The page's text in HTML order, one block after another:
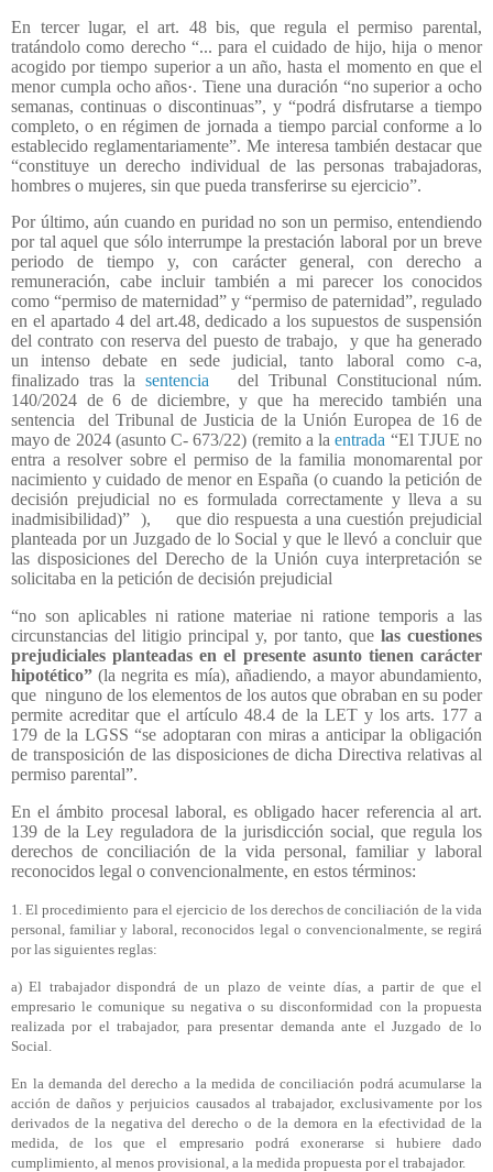
En tercer lugar, el art. 48 bis, que regula el permiso parental,
tratándolo como derecho “... para el cuidado de hijo, hija o menor
acogido por tiempo superior a un año, hasta el momento en que el
menor cumpla ocho años·. Tiene una duración “no superior a ocho
semanas, continuas o discontinuas”, y “podrá disfrutarse a tiempo
completo, o en régimen de jornada a tiempo parcial conforme a lo
establecido reglamentariamente”. Me interesa también destacar que
“constituye un derecho individual de las personas trabajadoras,
hombres o mujeres, sin que pueda transferirse su ejercicio”.
Por último, aún cuando en puridad no son un permiso, entendiendo
por tal aquel que sólo interrumpe la prestación laboral por un breve
periodo de tiempo y, con carácter general, con derecho a
remuneración, cabe incluir también a mi parecer los conocidos
como “permiso de maternidad” y “permiso de paternidad”, regulado
en el apartado 4 del art.48, dedicado a los supuestos de suspensión
del contrato con reserva del puesto de trabajo,
y que ha generado
un intenso debate en sede judicial, tanto laboral como c-a,
finalizado tras la sentencia
del Tribunal Constitucional núm.
140/2024 de 6 de diciembre, y que ha merecido también una
sentencia
del Tribunal de Justicia de la Unión Europea de 16 de
mayo de 2024 (asunto C- 673/22) (remito a laentrada “El TJUE no
entra a resolver sobre el permiso de la familia monomarental por
nacimiento y cuidado de menor en España (o cuando la petición de
decisión prejudicial no es formulada correctamente y lleva a su
inadmisibilidad)” ),
que dio respuesta a una cuestión prejudicial
planteada por un Juzgado de lo Social y que le llevó a concluir que
las disposiciones del Derecho de la Unión cuya interpretación se
solicitaba en la petición de decisión prejudicial
“no son aplicables ni ratione materiae ni ratione temporis a las
circunstancias del litigio principal y, por tanto, que las cuestiones
prejudiciales planteadas en el presente asunto tienen carácter
hipotético” (la negrita es mía), añadiendo, a mayor abundamiento,
que ninguno de los elementos de los autos que obraban en su poder
permite acreditar que el artículo 48.4 de la LET y los arts. 177 a
179 de la LGSS “se adoptaran con miras a anticipar la obligación
de transposición de las disposiciones de dicha Directiva relativas al
permiso parental”.
En el ámbito procesal laboral, es obligado hacer referencia al art.
139 de la Ley reguladora de la jurisdicción social, que regula los
derechos de conciliación de la vida personal, familiar y laboral
reconocidos legal o convencionalmente, en estos términos:
1. El procedimiento para el ejercicio de los derechos de conciliación de la vida
personal, familiar y laboral, reconocidos legal o convencionalmente, se regirá
por las siguientes reglas:
a) El trabajador dispondrá de un plazo de veinte días, a partir de que el
empresario le comunique su negativa o su disconformidad con la propuesta
realizada por el trabajador, para presentar demanda ante el Juzgado de lo
Social.
En la demanda del derecho a la medida de conciliación podrá acumularse la
acción de daños y perjuicios causados al trabajador, exclusivamente por los
derivados de la negativa del derecho o de la demora en la efectividad de la
medida, de los que el empresario podrá exonerarse si hubiere dado
cumplimiento, al menos provisional, a la medida propuesta por el trabajador.